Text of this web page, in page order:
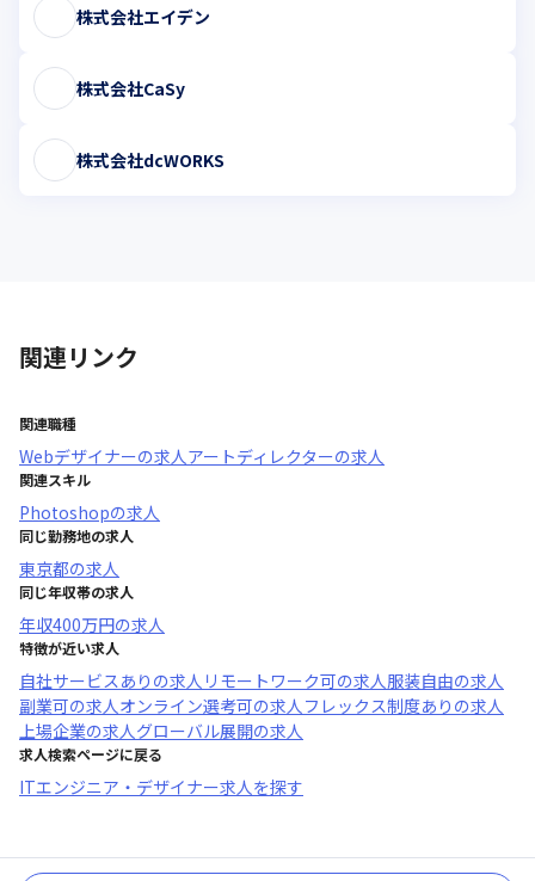
株式会社エイデン
株式会社CaSy
株式会社dcWORKS
関連リンク
関連職種
Webデザイナーの求人アートディレクターの求人
関連スキル
Photoshopの求人
同じ勤務地の求人
東京都の求人
同じ年収帯の求人
年収400万円の求人
特徴が近い求人
自社サービスあり の求人 リモートワーク可の求人服装自由の求人
副業可の求人オンライン選考可の求人フレックス制度あり の求人
上場企業の求人グローバル展開の求人
求人検索ページに戻る
ITエンジニア・デザイナー求人を探す